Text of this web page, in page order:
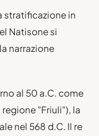
stratificazione in
Natisone si
narrazione
al 50 a.C. come
"Friuli"), la
nel 568 d.C. Il re